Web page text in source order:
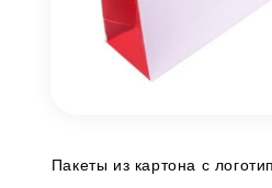
Пакеты из картона с